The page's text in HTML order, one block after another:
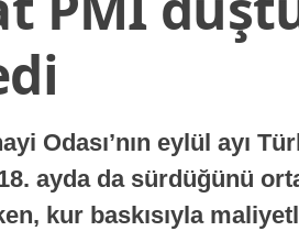
Odası’nın eylül ayı
ayda da sürdüğünü
kur baskısıyla